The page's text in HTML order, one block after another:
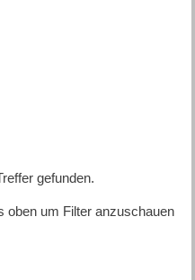
gefunden.
oben um Filter anzuschauen